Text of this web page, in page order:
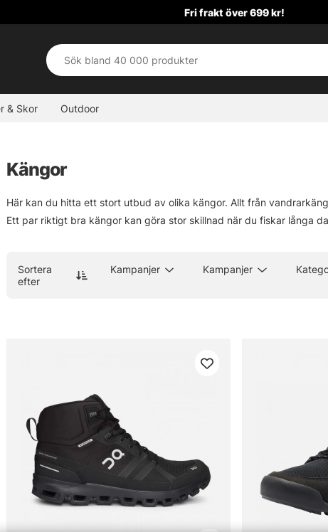
Fri frakt över 699 kr!
& Skor Outdoor
Kängor
Här kan du hitta ett stort utbud av olika kängor. Allt från
Ett par riktigt bra kängor kan göra stor skillnad när du fiskar långa
Sortera
efter
Kampanjer Kampanjer